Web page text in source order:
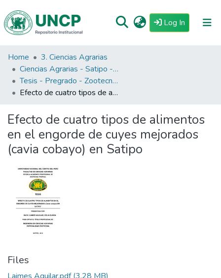
Log In (current)
Repositorio
Tutoriales
Reglamento
Estadisticas
Home
3. Ciencias Agrarias
Ciencias Agrarias - Satipo - Zootecnia Tropical
Tesis - Pregrado - Zootecnia Tropical - Satipo
Efecto de cuatro tipos de alimentos en el engorde de cuyes mejorados (cavia cobayo) en Satipo
Efecto de cuatro tipos de alimentos
en el engorde de cuyes mejorados
(cavia cobayo) en Satipo
Files